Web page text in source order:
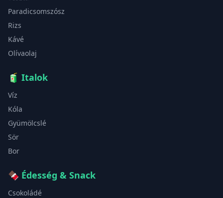
Paradicsomszósz
Rizs
Kávé
Olívaolaj
🧃 Italok
Víz
Kóla
Gyümölcslé
Sör
Bor
🍫 Édesség & Snack
Csokoládé